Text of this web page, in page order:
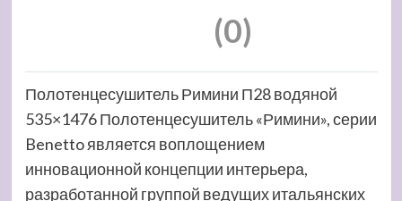
(0)
Полотенцесушитель Римини П28 водяной
535×1476 Полотенцесушитель «Римини», серии
Benetto является воплощением
инновационной концепции интерьера,
разработанной группой ведущих итальянских